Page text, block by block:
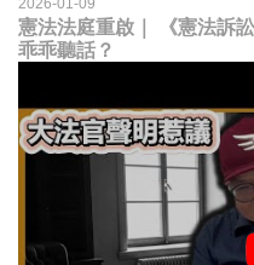
憲法法庭重啟｜ 《憲法訴
乖乖聽話？